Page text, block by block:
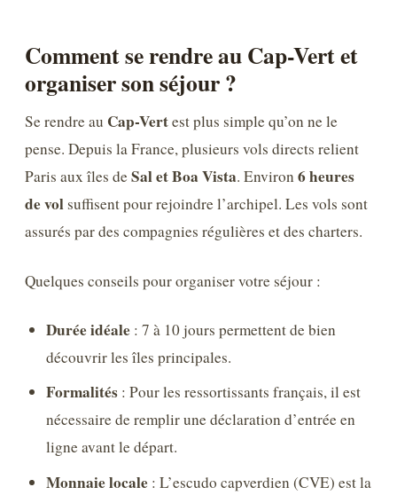
Comment se rendre au Cap-Vert et
organiser son séjour ?
Se rendre au Cap-Vertest plus simple qu’on ne le
pense. Depuis la France, plusieurs vols directs relient
Paris aux îles de Sal et Boa Vista. Environ 6 heures
de vol suffisent pour rejoindre l’archipel. Les vols sont
assurés par des compagnies régulières et des charters.
Quelques conseils pour organiser votre séjour :
Durée idéale : 7 à 10 jours permettent de bien
découvrir les îles principales.
Formalités : Pour les ressortissants français, il est
nécessaire de remplir une déclaration d’entrée en
ligne avant le départ.
Monnaie locale : L’escudo capverdien (CVE) est la